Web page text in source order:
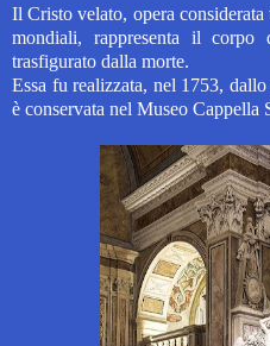
Il Cristo velato, opera
mondiali, rappresenta il
trasfigurato dalla morte.
Essa fu realizzata, nel 1753,
è conservata nel Museo Cappella